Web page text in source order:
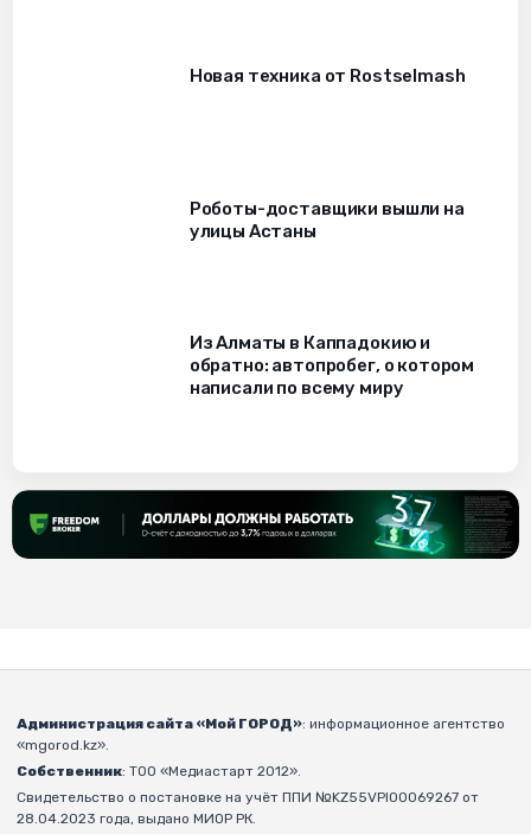
Новая техника от Rostselmash
Роботы-доставщики вышли на
улицы Астаны
Из Алматы в Каппадокию и
обратно: автопробег, о котором
написали по всему миру
Администрация сайта «Мой ГОРОД»: информационное агентство
«mgorod.kz».
Собственник: ТОО «Медиастарт 2012».
Свидетельство о постановке на учёт ППИ №KZ55VPI00069267 от
28.04.2023 года, выдано МИОР РК.